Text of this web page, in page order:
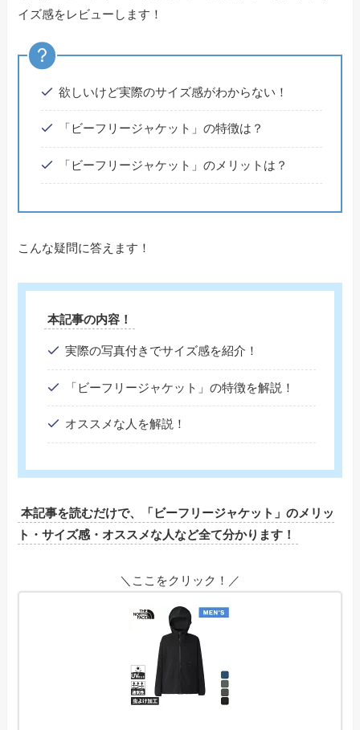
イズ感をレビューします！
欲しいけど実際のサイズ感がわからない！
「ビーフリージャケット」の特徴は？
「ビーフリージャケット」のメリットは？
こんな疑問に答えます！
本記事の内容！
実際の写真付きでサイズ感を紹介！
「ビーフリージャケット」の特徴を解説！
オススメな人を解説！
本記事を読むだけで、「ビーフリージャケット」のメリッ
ト・サイズ感・オススメな人など全て分かります！
＼ここをクリック！／